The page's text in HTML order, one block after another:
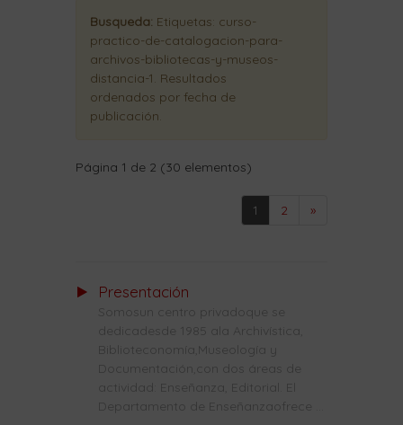
Busqueda: Etiquetas: curso-
practico-de-catalogacion-para-
archivos-bibliotecas-y-museos-
distancia-1. Resultados
ordenados por fecha de
publicación.
Página 1 de 2 (30 elementos)
1 2 »
Presentación
Somosun centro privadoque se
dedicadesde 1985 ala Archivística,
Biblioteconomía,Museología y
Documentación,con dos áreas de
actividad: Enseñanza, Editorial. El
Departamento de Enseñanzaofrece ...